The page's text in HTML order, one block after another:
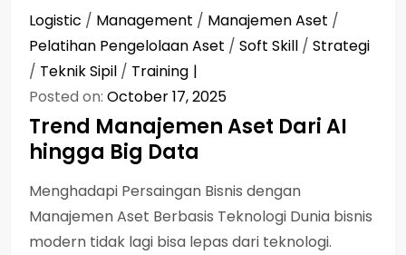
Logistic / Management / Manajemen Aset /
Pelatihan Pengelolaan Aset / Soft Skill / Strategi
/ Teknik Sipil / Training
Posted on: October 17, 2025
Trend Manajemen Aset Dari AI
hingga Big Data
Menghadapi Persaingan Bisnis dengan
Manajemen Aset Berbasis Teknologi Dunia bisnis
modern tidak lagi bisa lepas dari teknologi.